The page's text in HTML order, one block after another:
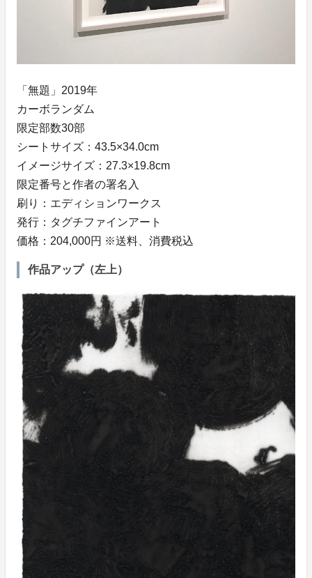
「無題」2019年
カーボランダム
限定部数30部
シートサイズ：43.5×34.0cm
イメージサイズ：27.3×19.8cm
限定番号と作者の署名入
刷り：エディションワークス
発行：タグチファインアート
価格：204,000円 ※送料、消費税込
作品アップ（左上）